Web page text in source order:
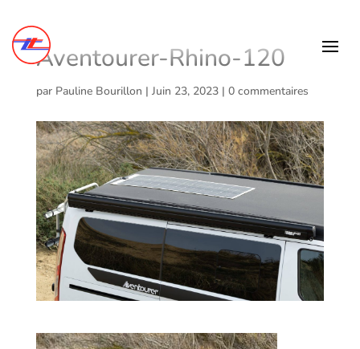
Aventourer-Rhino-120
par Pauline Bourillon | Juin 23, 2023| 0 commentaires